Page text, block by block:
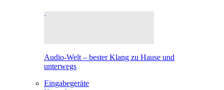
Audio-Welt – bester Klang zu Hause und
unterwegs
Eingabegeräte